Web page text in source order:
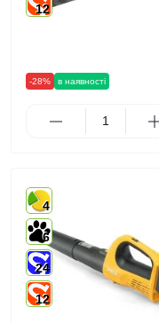
-28% в наявності
12
4
6
24
12